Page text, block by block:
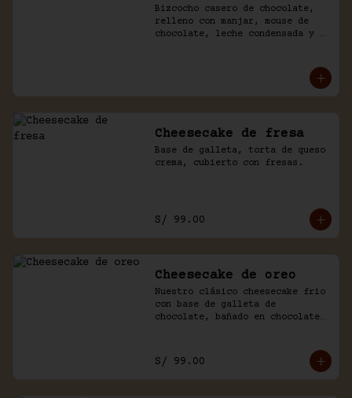
Bizcocho casero de chocolate,
relleno con manjar, mouse de
chocolate, leche condensada y
Cheesecake de fresa
Base de galleta, torta de queso
crema, cubierto con fresas.
S/ 99.00
Cheesecake de oreo
Nuestro clásico cheesecake frio
con base de galleta de
chocolate, bañado en chocolate
S/ 99.00